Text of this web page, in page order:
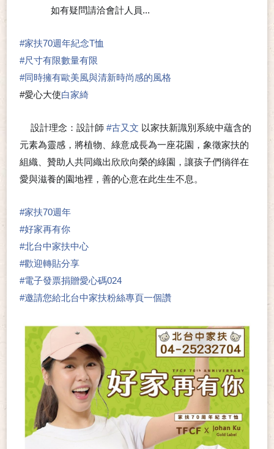
如有疑問請洽會計人員...
#家扶70週年紀念T恤
#尺寸有限數量有限
#同時擁有歐美風與清新時尚感的風格
#愛心大使白家綺
設計理念：設計師 #古又文 以家扶新識別系統中蘊含的
元素為靈感，將植物、綠意成長為一座花園，象徵家扶的
組織、贊助人共同織出欣欣向榮的綠園，讓孩子們徜徉在
愛與滋養的園地裡，善的心意在此生生不息。
#家扶70週年
#好家再有你
#北台中家扶中心
#歡迎轉貼分享
#電子發票捐贈愛心碼024
#邀請您給北台中家扶粉絲專頁一個讚